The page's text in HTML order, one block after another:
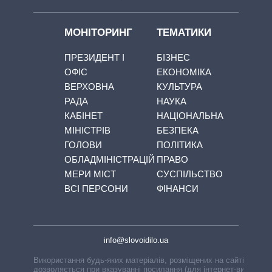
МОНІТОРИНГ
ПРЕЗИДЕНТ І
ОФІС
ВЕРХОВНА
РАДА
КАБІНЕТ
МІНІСТРІВ
ГОЛОВИ
ОБЛАДМІНІСТРАЦІЙ
МЕРИ МІСТ
ВСІ ПЕРСОНИ
ТЕМАТИКИ
БІЗНЕС
ЕКОНОМІКА
КУЛЬТУРА
НАУКА
НАЦІОНАЛЬНА
БЕЗПЕКА
ПОЛІТИКА
ПРАВО
СУСПІЛЬСТВО
ФІНАНСИ
info@slovoidilo.ua
Використання будь-яких матеріалів, розміщених на сайті,
дозволяється при вказуванні посилання (для інтернет-видань